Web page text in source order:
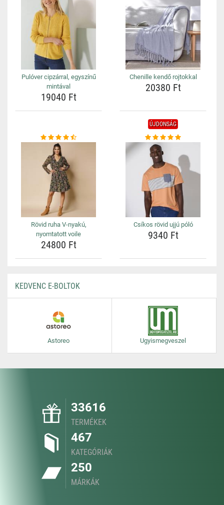
Pulóver cipzárral, egyszínű
mintával
19040 Ft
Chenille kendő rojtokkal
20380 Ft
Rövid ruha V-nyakú,
nyomtatott voile
24800 Ft
ÚJDONSÁG
Csíkos rövid ujjú póló
9340 Ft
KEDVENC E-BOLTOK
Astoreo Ugyismegveszel
33616
TERMÉKEK
467
KATEGÓRIÁK
250
MÁRKÁK